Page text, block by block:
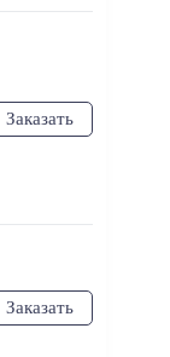
Заказать
Заказать